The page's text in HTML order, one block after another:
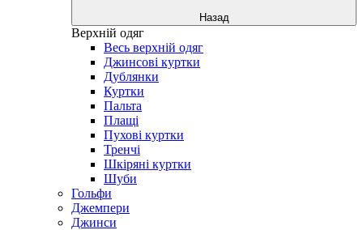
Назад
Верхній одяг
Весь верхній одяг
Джинсові куртки
Дублянки
Куртки
Пальта
Плащі
Пухові куртки
Тренчі
Шкіряні куртки
Шуби
Гольфи
Джемпери
Джинси